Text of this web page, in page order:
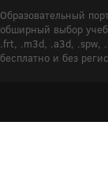
Образовательный
обширный выбор
.frt, .m3d, .a3d, .spw,
бесплатно и без